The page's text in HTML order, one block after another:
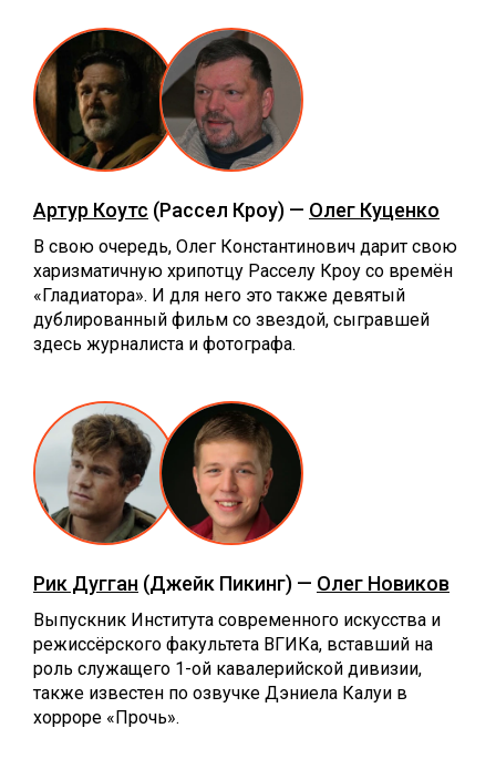
Артур Коутс (Рассел Кроу) — Олег Куценко
В свою очередь, Олег Константинович дарит свою
харизматичную хрипотцу Расселу Кроу со времён
«Гладиатора». И для него это также девятый
дублированный фильм со звездой, сыгравшей
здесь журналиста и фотографа.
Рик Дугган (Джейк Пикинг) — Олег Новиков
Выпускник Института современного искусства и
режиссёрского факультета ВГИКа, вставший на
роль служащего 1-ой кавалерийской дивизии,
также известен по озвучке Дэниела Калуи в
хорроре «Прочь».